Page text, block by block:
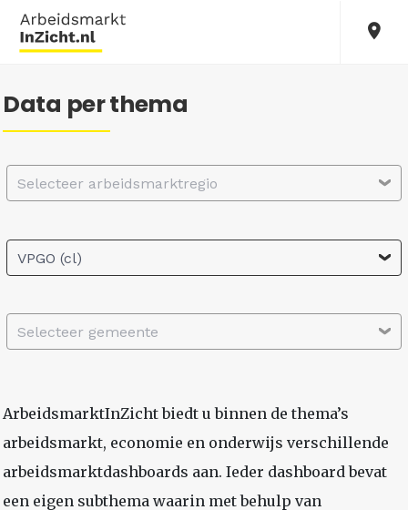
Data per thema
Selecteer arbeidsmarktregio
VPGO (cl)
Selecteer gemeente
ArbeidsmarktInZicht biedt u binnen de thema’s
arbeidsmarkt, economie en onderwijs verschillende
arbeidsmarktdashboards aan. Ieder dashboard bevat
een eigen subthema waarin met behulp van